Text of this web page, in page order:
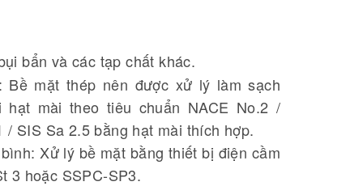
bẩn và các tạp chất khác.
Bề mặt thép nên được xử lý làm sạch
hạt mài theo tiêu chuẩn NACE No.2 /
/ SIS Sa 2.5 bằng hạt mài thích hợp.
Xử lý bề mặt bằng thiết bị điện cầm
3 hoặc SSPC-SP3.